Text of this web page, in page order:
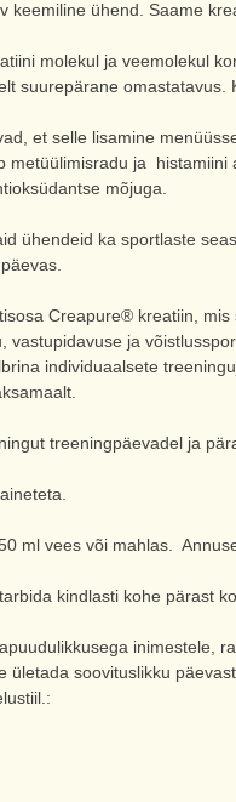
keemiline ühend. Saame
molekul ja veemolekul
suurepärane
et selle lisamine
metüülimisradu ja
mõjuga.
ühendeid ka sportlaste
Creapure® kreatiin,
vastupidavuse ja
individuaalsete
treeningpäevadel ja
ml vees või mahlas.
kindlasti kohe pärast
inimestele,
ületada soovituslikku